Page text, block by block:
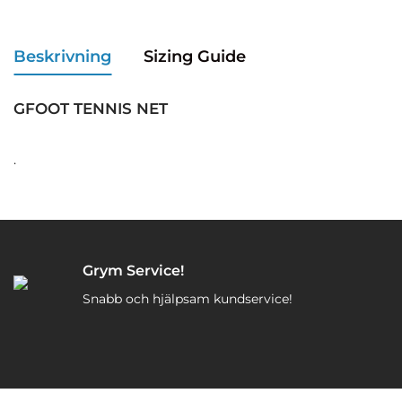
Beskrivning Sizing Guide
GFOOT TENNIS NET
.
Grym Service!
Snabb och hjälpsam kundservice!